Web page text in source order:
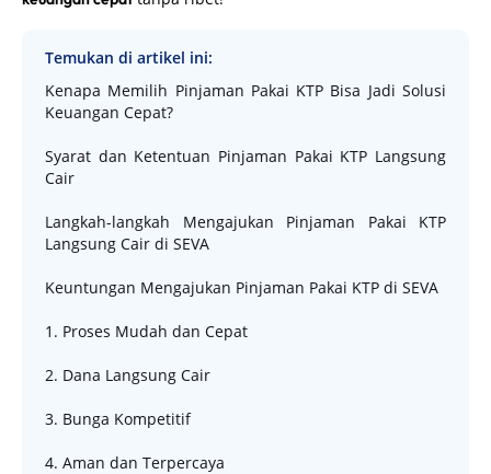
Temukan di artikel ini:
Kenapa Memilih Pinjaman Pakai KTP Bisa Jadi Solusi
Keuangan Cepat?
Syarat dan Ketentuan Pinjaman Pakai KTP Langsung
Cair
Langkah-langkah Mengajukan Pinjaman Pakai KTP
Langsung Cair di SEVA
Keuntungan Mengajukan Pinjaman Pakai KTP di SEVA
1. Proses Mudah dan Cepat
2. Dana Langsung Cair
3. Bunga Kompetitif
4. Aman dan Terpercaya